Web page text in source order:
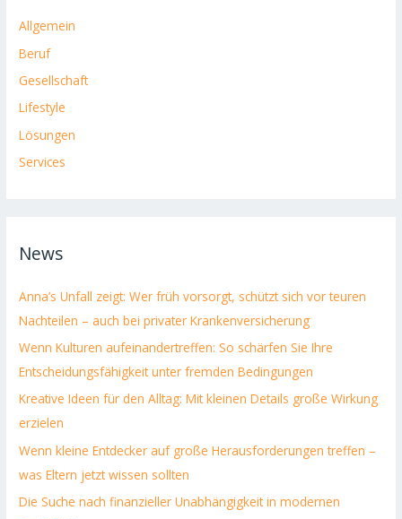
Allgemein
Beruf
Gesellschaft
Lifestyle
Lösungen
Services
News
Anna’s Unfall zeigt: Wer früh vorsorgt, schützt sich vor teuren
Nachteilen – auch bei privater Krankenversicherung
Wenn Kulturen aufeinandertreffen: So schärfen Sie Ihre
Entscheidungsfähigkeit unter fremden Bedingungen
Kreative Ideen für den Alltag: Mit kleinen Details große Wirkung
erzielen
Wenn kleine Entdecker auf große Herausforderungen treffen –
was Eltern jetzt wissen sollten
Die Suche nach finanzieller Unabhängigkeit in modernen